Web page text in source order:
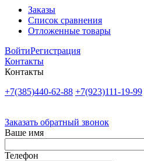
Заказы
Список сравнения
Отложенные товары
ВойтиРегистрация
Контакты
Контакты
+7(385)440-62-88 +7(923)111-19-99
Заказать обратный звонок
Ваше имя
Телефон